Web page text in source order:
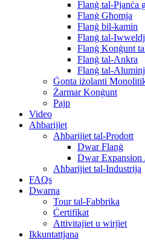
Flanġ tal-Pjanċa
Flanġ Għomja
Flanġ bil-kamin
Flanġ tal-
Flanġ Konġunt
Flanġ tal-Ankra
Flanġ tal-
Ġonta iżolanti
Żarmar Konġunt
Pajp
Video
Aħbarijiet
Aħbarijiet tal-Prodott
Dwar Flanġ
Dwar Expansion
Aħbarijiet tal-Industrija
FAQs
Dwarna
Tour tal-Fabbrika
Ċertifikat
Attivitajiet u wirjiet
Ikkuntattjana